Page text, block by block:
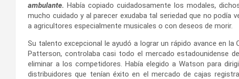
ambulante. Había copiado cuidadosamente los modales,
mucho cuidado y al parecer exudaba tal seriedad que no podía
a agricultores especialmente musicales o con deseos de morir.
Su talento excepcional le ayudó a lograr un rápido avance en la
Patterson, controlaba casi todo el mercado estadounidense
eliminar a los competidores. Había elegido a Watson para
distribuidores que tenían éxito en el mercado de cajas